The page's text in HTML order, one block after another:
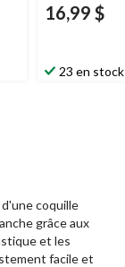
16,99 $
23 en stock
coquille
grâce aux
et les
facile et